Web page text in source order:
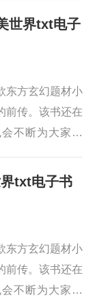
，新章节出来，
世界txt电子
东方玄幻题材小
前传。该书还在
不断为大家更
来，小编会第一
txt电子书
东方玄幻题材小
前传。该书还在
不断为大家更